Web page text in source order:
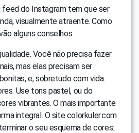
feed do Instagram tem que ser
visualmente atraente. Como
alguns conselhos:
Você não precisa fazer
mas elas precisam ser
e, sobretudo com vida.
Use tons pastel, ou do
vibrantes. O mais importante
integral. O site colorkuler.com
o seu esquema de cores: